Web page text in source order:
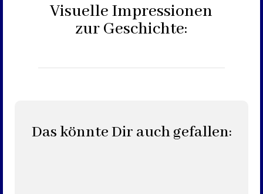
Visuelle Impressionen
zur Geschichte:
Das könnte Dir auch gefallen: